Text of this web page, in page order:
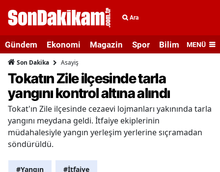
Ara
Gündem Ekonomi Magazin Spor Bilim veMENÜ
Son Dakika Asayiş
Tokatın Zile ilçesinde tarla
yangını kontrol altına alındı
Tokat'ın Zile ilçesinde cezaevi lojmanları yakınında tarla
yangını meydana geldi. İtfaiye ekiplerinin
müdahalesiyle yangın yerleşim yerlerine sıçramadan
söndürüldü.
#Yangın #İtfaiye